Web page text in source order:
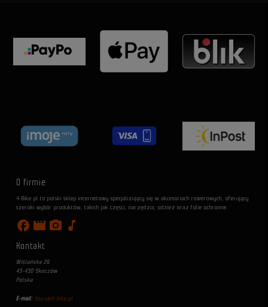
O firmie
4-Bike.pl to polski sklep internetowy specjalizujący się w akcesoriach rowerowych, oferujący
szeroki wybór produktów, takich jak części, narzędzia, odzież oraz folie ochronne.
facebook movie photo_camera music_note
Kontakt
Wiślańska 26
43-430 Skoczów
Polska
E-mail: biuro@4-bike.pl